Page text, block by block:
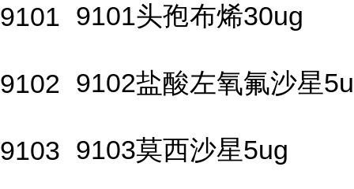
9101 9101头孢布烯30ug
9102 9102盐酸左氧氟沙星
9103 9103莫西沙星5ug